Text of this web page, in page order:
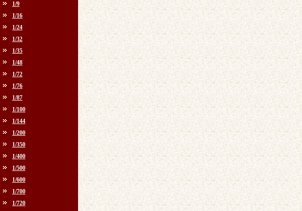
1/9
1/16
1/24
1/32
1/35
1/48
1/72
1/76
1/87
1/100
1/144
1/200
1/350
1/400
1/500
1/600
1/700
1/720